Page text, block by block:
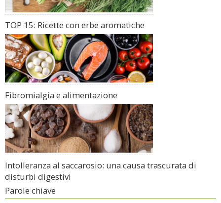
TOP 15: Ricette con erbe aromatiche
Fibromialgia e alimentazione
Intolleranza al saccarosio: una causa trascurata di
disturbi digestivi
Parole chiave